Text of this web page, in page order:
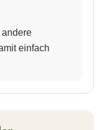
andere
einfach